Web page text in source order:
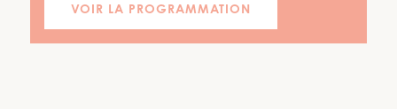
VOIR LA PROGRAMMATION